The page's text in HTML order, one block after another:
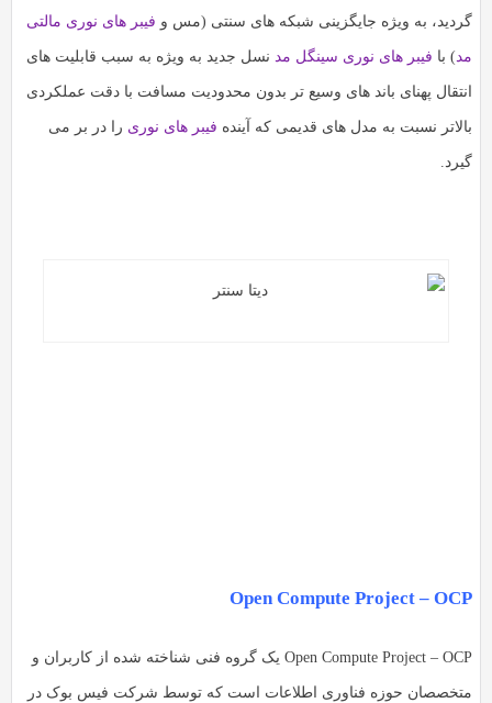
به ویژه جایگزینی شبکه های سنتی (مس وفیبر های نوری مالتی
) بافیبر های نوری سینگل مد نسل جدید به ویژه به سبب قابلیت های
پهنای باند های وسیع تر بدون محدودیت مسافت با دقت عملکردی
نسبت به مدل های قدیمی که آیندهفیبر های نوریرا در بر می
Open Compute Project –
Open Compute Project – OCP یک گروه فنی شناخته شده از کاربران و
حوزه فناوری اطلاعات است که توسط شرکت فیس بوک در